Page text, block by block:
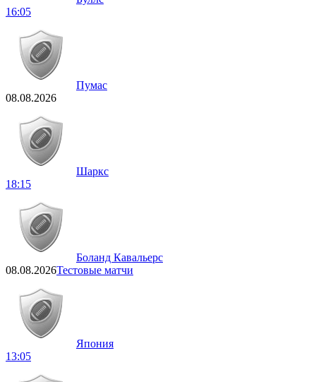
16:05
Пумас
08.08.2026
Шаркс
18:15
Боланд Кавальерс
08.08.2026Тестовые матчи
Япония
13:05